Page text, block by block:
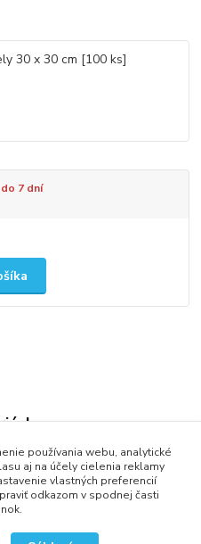
7 dní
používania webu, analytické
aj na účely cielenia reklamy
vlastných preferencií
odkazom v spodnej časti